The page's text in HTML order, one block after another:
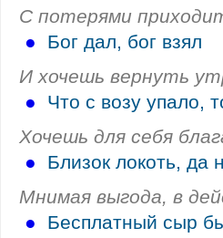
С потерями
●
Бог дал, бог взял
И хочешь вернуть
●
Что с возу упало,
Хочешь для себя
●
Близок локоть, да
Мнимая выгода, в
●
Бесплатный сыр